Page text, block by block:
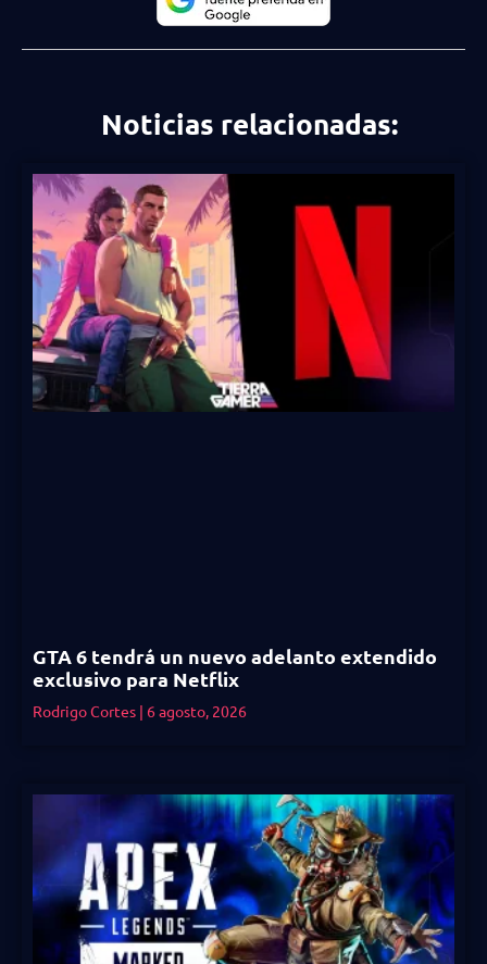
Noticias relacionadas:
GTA 6 tendrá un nuevo adelanto extendido
exclusivo para Netflix
Rodrigo Cortes 6 agosto, 2026